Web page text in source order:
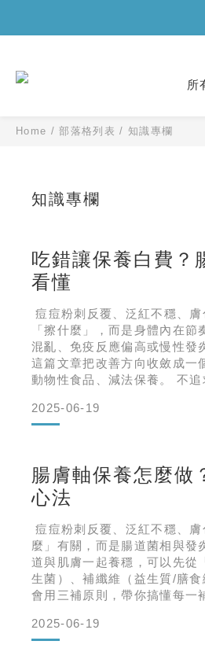
所
Home /部落格列表 / 知識專欄
知識專欄
吃錯讓保養白費？
看懂
痘痘粉刺反覆、泛紅不穩、
「擦什麼」，而是身體內在
混亂、免疫反應偏高或慢性發
這篇文章把改善方向收斂成
動物性食品、減法保養。 不
一：少精緻食物WHY：加工
80/20 法則
2025-06-19
腸膚軸保養怎麼做
心法
痘痘粉刺反覆、泛紅不穩、
麼」有關，而是腸道菌相與發
道與肌膚一起養穩，可以先從
生菌）、補纖維（益生質/膳
會用三補原則，帶你搞懂每一
（Probiotics）WHY：益生菌
HOW：
2025-06-19